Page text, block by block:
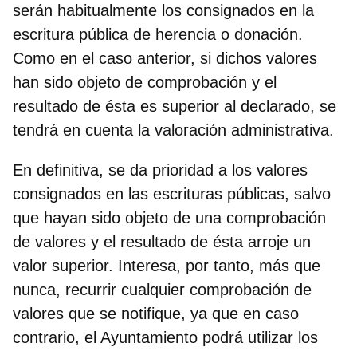
serán habitualmente los consignados en la
escritura pública de herencia o donación.
Como en el caso anterior, si dichos valores
han sido objeto de comprobación y el
resultado de ésta es superior al declarado, se
tendrá en cuenta la valoración administrativa.
En definitiva, se da prioridad a los valores
consignados en las escrituras públicas, salvo
que hayan sido objeto de una comprobación
de valores y el resultado de ésta arroje un
valor superior. Interesa, por tanto, más que
nunca, recurrir cualquier comprobación de
valores que se notifique, ya que en caso
contrario, el Ayuntamiento podrá utilizar los